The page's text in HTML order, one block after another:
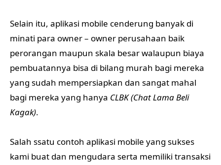
Selain itu, aplikasi mobile cenderung banyak di
minati para owner – owner perusahaan baik
perorangan maupun skala besar walaupun biaya
pembuatannya bisa di bilang murah bagi mereka
yang sudah mempersiapkan dan sangat mahal
bagi mereka yang hanya CLBK (Chat Lama Beli
Kagak).
Salah ssatu contoh aplikasi mobile yang sukses
kami buat dan mengudara serta memiliki transaksi